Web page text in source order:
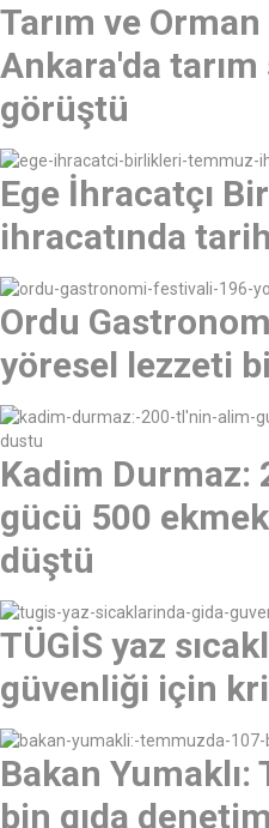
Tarım ve Orman
Ankara'da tarım
görüştü
Ege İhracatçı
ihracatında
Ordu
yöresel lezzeti
Kadim Durmaz:
gücü 500
düştü
TÜGİS yaz
güvenliği için
Bakan
bin gıda